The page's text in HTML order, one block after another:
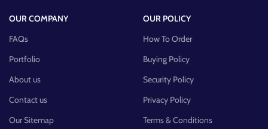
OUR COMPANY
FAQs
Portfolio
About us
Contact us
Our Sitemap
OUR POLICY
How To Order
Buying Policy
Security Policy
Privacy Policy
Terms & Conditions